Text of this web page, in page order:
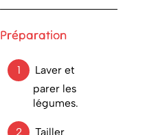
Préparation
Laver et
parer les
légumes.
Tailler